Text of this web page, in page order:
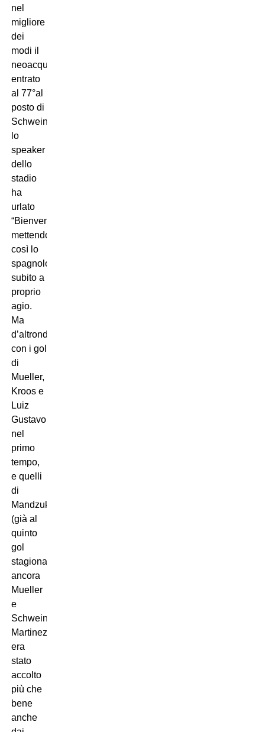
nel
migliore
dei
modi il
neoacquisto,
entrato
al 77°al
posto di
Schweinsteiger,
lo
speaker
dello
stadio
ha
urlato
“Bienvenidos”,
mettendo
così lo
spagnolo
subito a
proprio
agio.
Ma
d’altronde,
con i gol
di
Mueller,
Kroos e
Luiz
Gustavo
nel
primo
tempo,
e quelli
di
Mandzukic
(già al
quinto
gol
stagionale),
ancora
Mueller
e
Schweinsteiger,
Martinez
era
stato
accolto
più che
bene
anche